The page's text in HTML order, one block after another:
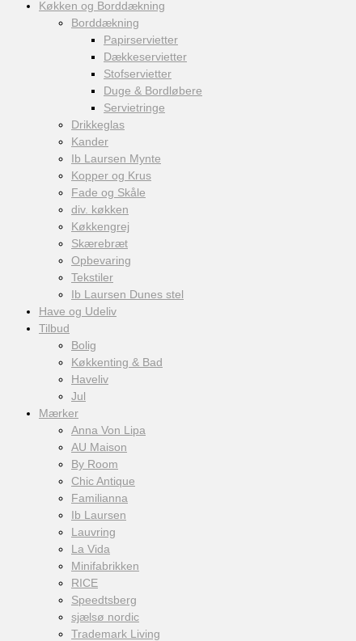
Køkken og Borddækning
Borddækning
Papirservietter
Dækkeservietter
Stofservietter
Duge & Bordløbere
Servietringe
Drikkeglas
Kander
Ib Laursen Mynte
Kopper og Krus
Fade og Skåle
div. køkken
Køkkengrej
Skærebræt
Opbevaring
Tekstiler
Ib Laursen Dunes stel
Have og Udeliv
Tilbud
Bolig
Køkkenting & Bad
Haveliv
Jul
Mærker
Anna Von Lipa
AU Maison
By Room
Chic Antique
Familianna
Ib Laursen
Lauvring
La Vida
Minifabrikken
RICE
Speedtsberg
sjælsø nordic
Trademark Living